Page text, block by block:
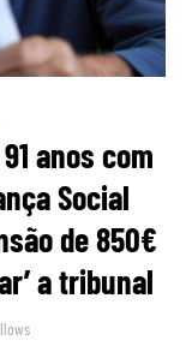
anos com
Social
de 850€
a tribunal